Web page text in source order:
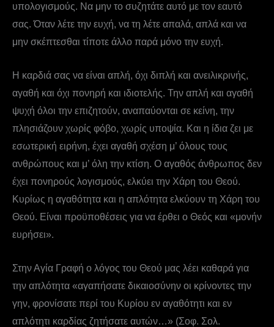
υπολογισμούς. Να μην το συζητάτε αυτό με τον εαυτό
σας. Όταν λέτε την ευχή, να τη λέτε απαλά, απλά και να
μην σκέπτεσθαι τίποτε άλλο παρά μόνο την ευχή.
Η καρδιά σας να είναι απλή, όχι διπλή και ανειλικρινής,
αγαθή και όχι πονηρή και ιδιοτελής. Την απλή και αγαθή
ψυχή όλοι την επιζητούν, αναπαύονται σε κείνη, την
πλησιάζουν χωρίς φόβο, χωρίς υποψία. Και η ίδια ζει με
εσωτερική ειρήνη, έχει αγαθή σχέση μ’ όλους τους
ανθρώπους και μ’ όλη την κτίση. Ο αγαθός άνθρωπος δεν
έχει πονηρούς λογισμούς, ελκύει την Χάρη του Θεού.
Κυρίως η αγαθότητα και η απλότητα ελκύουν τη Χάρη του
Θεού. Είναι προϋποθέσεις για να έρθει ο Θεός και «μονήν
ευρήσει».
Στην Αγία Γραφή ο λόγος του Θεού μας λέει καθαρά για
την απλότητα «αγαπήσατε δικαιοσύνην οι κρίνοντες την
γην, φρονίσατε περί του Κυρίου εν αγαθότητι και εν
απλότητι καρδίας ζητήσατε αυτών…» (Σοφ. Σολ.